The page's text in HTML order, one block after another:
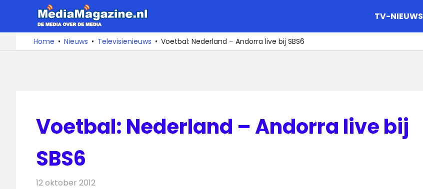
de
De
media
over
TV-NIEUWS
Home Nieuws Televisienieuws Voetbal: Nederland – Andorra live bij SBS6
Voetbal: Nederland – Andorra live bij
SBS6
12 oktober 2012